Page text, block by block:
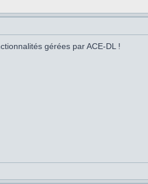
gérées par ACE-DL !